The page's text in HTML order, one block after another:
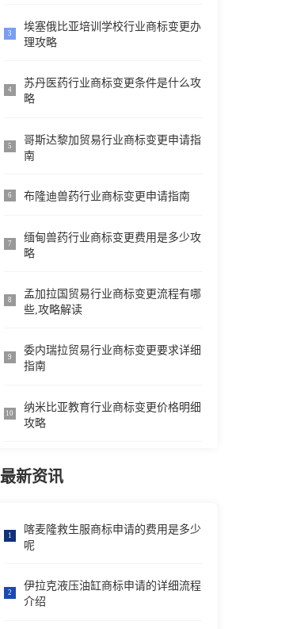
3
埃塞俄比亚培训学校行业商标变更办
理攻略
4
苏丹医药行业商标变更条件是什么攻
略
5
哥斯达黎加贸易行业商标变更申请指
南
6 布隆迪兽药行业商标变更申请指南
7
缅甸兽药行业商标变更费用是多少攻
略
8
孟加拉国贸易行业商标变更流程有哪
些,攻略解读
9
委内瑞拉贸易行业商标变更要求详细
指南
10
纳米比亚教育行业商标变更价格明细
攻略
最新资讯
1
喀麦隆救生服商标申请的费用是多少
呢
2
伊拉克液压油缸商标申请的详细流程
介绍